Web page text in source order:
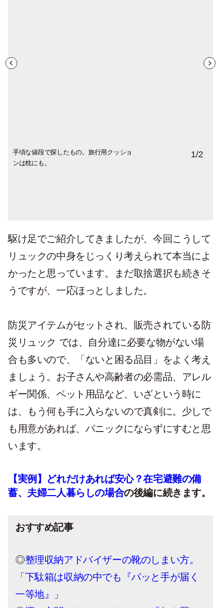
手頃な値段で探したもの。旅行用クッショ
ンは枕にも。
その寝袋とマットは、軽いけど大きいので
別の袋へ。クッションはリュックに入れた
1/2
駆け足でご紹介してきましたが、今回こうして
リュックの中身をじっくり考えられて本当によ
かったと思っています。まだ取捨選択も続きそ
うですが、一応ほっとしました。
防災アイテムがセットされ、販売されている防
災リュック では、自分達に必要な物がない場
合も多いので、「ないと困る品目」をよく考え
ましょう。お子さんや高齢者の必需品、アレル
ギー関係、ペット用品など、いざという時に
は、もう何も手に入らないので真剣に。少しで
も用意があれば、パニックにならずにすむと思
います。
【実例】どれだけあれば安心？在宅避難の備
蓄、夫婦二人暮らしの場合の後編に続きます。
おすすめ記事
◎整理収納アドバイザーの靴のしまい方。
「下駄箱は収納の中でも『パッと手が届く
一等地』」